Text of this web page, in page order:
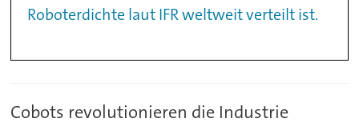
Roboterdichte laut IFR weltweit verteilt ist.
Cobots revolutionieren die Industrie